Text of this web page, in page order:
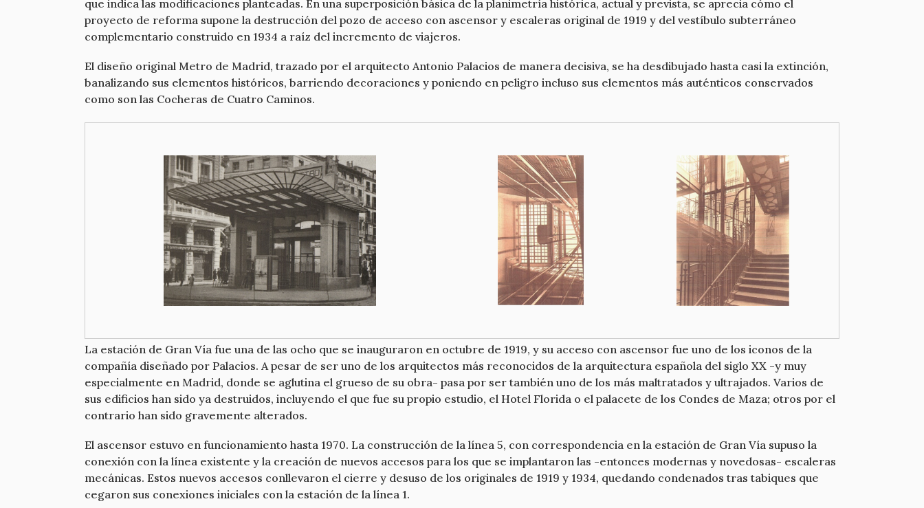
que indica las modificaciones planteadas. En una superposición básica de la planimetría histórica, actual y prevista, se aprecia cómo el
proyecto de reforma supone la destrucción del pozo de acceso con ascensor y escaleras original de 1919 y del vestíbulo subterráneo
complementario construido en 1934 a raíz del incremento de viajeros.
El diseño original Metro de Madrid, trazado por el arquitecto Antonio Palacios de manera decisiva, se ha desdibujado hasta casi la extinción,
banalizando sus elementos históricos, barriendo decoraciones y poniendo en peligro incluso sus elementos más auténticos conservados
como son las Cocheras de Cuatro Caminos.
La estación de Gran Vía fue una de las ocho que se inauguraron en octubre de 1919, y su acceso con ascensor fue uno de los iconos de la
compañía diseñado por Palacios. A pesar de ser uno de los arquitectos más reconocidos de la arquitectura española del siglo XX -y muy
especialmente en Madrid, donde se aglutina el grueso de su obra- pasa por ser también uno de los más maltratados y ultrajados. Varios de
sus edificios han sido ya destruidos, incluyendo el que fue su propio estudio, el Hotel Florida o el palacete de los Condes de Maza; otros por el
contrario han sido gravemente alterados.
El ascensor estuvo en funcionamiento hasta 1970. La construcción de la línea 5, con correspondencia en la estación de Gran Vía supuso la
conexión con la línea existente y la creación de nuevos accesos para los que se implantaron las -entonces modernas y novedosas- escaleras
mecánicas. Estos nuevos accesos conllevaron el cierre y desuso de los originales de 1919 y 1934, quedando condenados tras tabiques que
cegaron sus conexiones iniciales con la estación de la línea 1.